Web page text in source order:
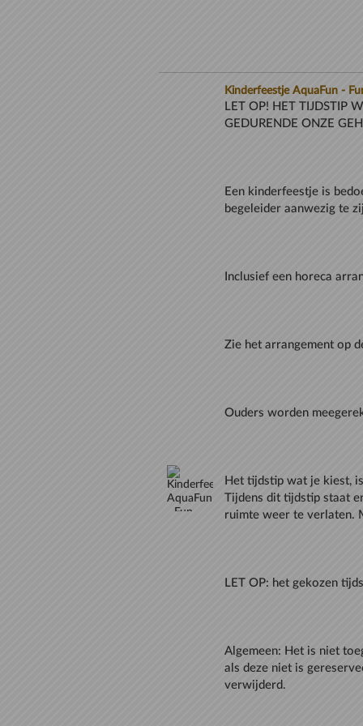
Kinderfeestje AquaFun -
LET OP! HET TIJDSTIP
Een kinderfeestje is
Het tijdstip wat je kiest,
Tijdens dit tijdstip staat
Algemeen: Het is niet
als deze niet is